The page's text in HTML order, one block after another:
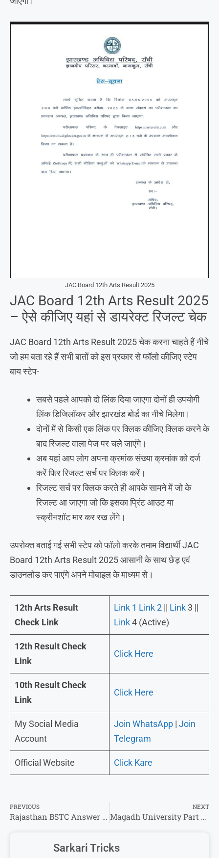
JAC Board 12th Arts Result 2025
JAC Board 12th Arts Result 2025
– ऐसे कीजिए यहां से डायरेक्ट रिजल्ट चेक
JAC Board 12th Arts Result 2025 चेक करना चाहते हैं नीचे
जो हम बता रहे हैं सभी बातों को इस प्रकार से फॉलो कीजिए स्टेप
बाय स्टेप-
सबसे पहले आपको दो लिंक दिया जाएगा दोनों ही उपयोगी
लिंक डिजिलॉकर और झारखंड बोर्ड का नीचे मिलेगा।
दोनों में से किसी एक लिंक पर क्लिक कीजिए क्लिक करने के
बाद रिजल्ट वाला पेज पर चले जाएंगे।
अब यहां आप लोग अपना क्रमांक संख्या क्रमांक को दर्ज
करें फिर रिजल्ट सर्च पर क्लिक करें।
रिजल्ट सर्च पर क्लिक करते ही आपके सामने में जो के
रिजल्ट आ जाएगा जो कि इसका प्रिंट आउट या
स्क्रीनशॉट मार कर रख लेंगे।
उपरोक्त बताई गई सभी स्टेप को फॉलो करके तमाम विद्यार्थी JAC
Board 12th Arts Result 2025 आसानी के साथ छेड़ एवं
डाउनलोड कर पाएंगे अपने मोबाइल के माध्यम से।
12th Arts Result
Check Link
Link 1 Link 2 || Link3 ||
Link4 (Active)
12th Result Check
Link
Click Here
10th Result Check
Link
Click Here
My Social Media
Account
Join WhatsApp | Join
Telegram
Official Website Click Kare
PREVIOUS
Rajasthan BSTC Answer Key 2025 – यहां से कर पाएंगे उत्तर कुंजी चेक एवं डाउनलोड !
NEXT
Magadh University Part 3 Result 2022-25, फाइनल ईयर का परिणाम ऐसे कर पाएंगे चेक।
Sarkari Tricks